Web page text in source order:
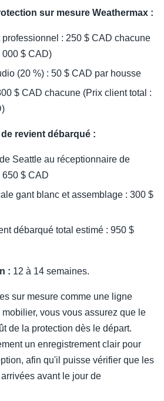
sur mesure Weathermax :
: 250 $ CAD chacune
000 $ CAD)
(20 %) : 50 $ CAD par housse
$ CAD chacune (Prix client total :
revient débarqué :
Seattle au réceptionnaire de
650 $ CAD
gant blanc et assemblage : 300 $
débarqué total estimé : 950 $
: 12 à 14 semaines.
sur mesure comme une ligne
vous vous assurez que le
de la protection dès le départ.
un enregistrement clair pour
afin qu'il puisse vérifier que les
avant le jour de